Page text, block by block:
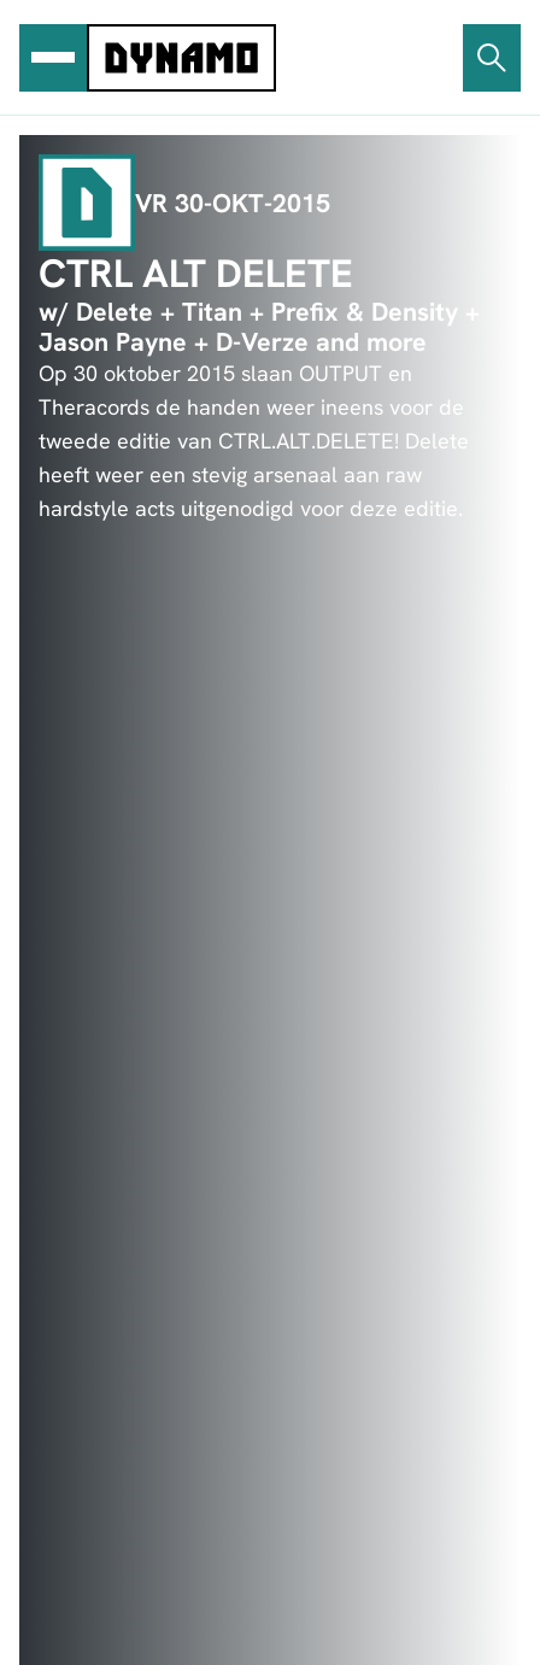
inhoud
VR 30-OKT-2015
CTRL ALT DELETE
w/ Delete + Titan + Prefix & Density +
Jason Payne + D-Verze and more
Op 30 oktober 2015 slaan OUTPUT en
Theracords de handen weer ineens voor de
tweede editie van CTRL.ALT.DELETE! Delete
heeft weer een stevig arsenaal aan raw
hardstyle acts uitgenodigd voor deze editie.